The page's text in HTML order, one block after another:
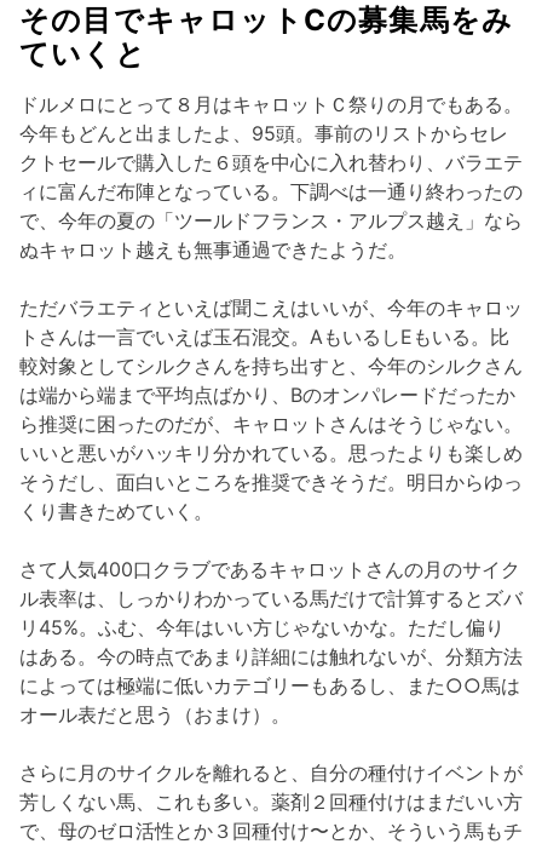
その目でキャロットCの募集馬をみ
ていくと
ドルメロにとって８月はキャロットＣ祭りの月でもある。
今年もどんと出ましたよ、95頭。事前のリストからセレ
クトセールで購入した６頭を中心に入れ替わり、バラエテ
ィに富んだ布陣となっている。下調べは一通り終わったの
で、今年の夏の「ツールドフランス・アルプス越え」なら
ぬキャロット越えも無事通過できたようだ。
ただバラエティといえば聞こえはいいが、今年のキャロッ
トさんは一言でいえば玉石混交。AもいるしEもいる。比
較対象としてシルクさんを持ち出すと、今年のシルクさん
は端から端まで平均点ばかり、Bのオンパレードだったか
ら推奨に困ったのだが、キャロットさんはそうじゃない。
いいと悪いがハッキリ分かれている。思ったよりも楽しめ
そうだし、面白いところを推奨できそうだ。明日からゆっ
くり書きためていく。
さて人気400口クラブであるキャロットさんの月のサイク
ル表率は、しっかりわかっている馬だけで計算するとズバ
リ45%。ふむ、今年はいい方じゃないかな。ただし偏り
はある。今の時点であまり詳細には触れないが、分類方法
によっては極端に低いカテゴリーもあるし、また○○馬は
オール表だと思う（おまけ）。
さらに月のサイクルを離れると、自分の種付けイベントが
芳しくない馬、これも多い。薬剤２回種付けはまだいい方
で、母のゼロ活性とか３回種付け〜とか、そういう馬もチ